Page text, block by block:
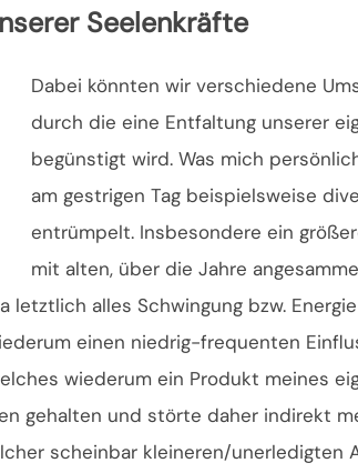
Seelenkräfte
Dabei könnten wir verschiedene
durch die eine Entfaltung unserer
begünstigt wird. Was mich
am gestrigen Tag beispielsweise
entrümpelt. Insbesondere ein
mit alten, über die Jahre
letztlich alles Schwingung bzw.
einen niedrig-frequenten
wiederum ein Produkt meines
gehalten und störte daher indirekt
scheinbar kleineren/unerledigten